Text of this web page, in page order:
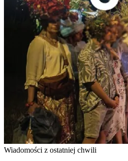
Wiadomości z ostatniej chwili